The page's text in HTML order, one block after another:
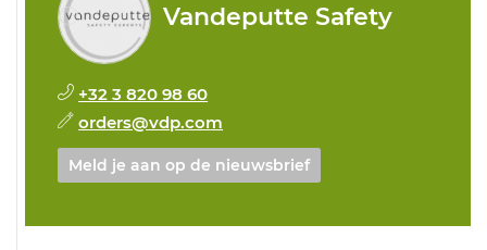
Vandeputte Safety
+32 3 820 98 60
orders@vdp.com
Meld je aan op de nieuwsbrief